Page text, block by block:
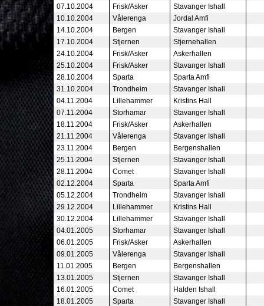
07.10.2004
Frisk/Asker
Stavanger Ishall
10.10.2004
Vålerenga
Jordal Amfi
14.10.2004
Bergen
Stavanger Ishall
17.10.2004
Stjernen
Stjernehallen
24.10.2004
Frisk/Asker
Askerhallen
25.10.2004
Frisk/Asker
Stavanger Ishall
28.10.2004
Sparta
Sparta Amfi
31.10.2004
Trondheim
Stavanger Ishall
04.11.2004
Lillehammer
Kristins Hall
07.11.2004
Storhamar
Stavanger Ishall
18.11.2004
Frisk/Asker
Askerhallen
21.11.2004
Vålerenga
Stavanger Ishall
23.11.2004
Bergen
Bergenshallen
25.11.2004
Stjernen
Stavanger Ishall
28.11.2004
Comet
Stavanger Ishall
02.12.2004
Sparta
Sparta Amfi
05.12.2004
Trondheim
Stavanger Ishall
29.12.2004
Lillehammer
Kristins Hall
30.12.2004
Lillehammer
Stavanger Ishall
04.01.2005
Storhamar
Stavanger Ishall
06.01.2005
Frisk/Asker
Askerhallen
09.01.2005
Vålerenga
Stavanger Ishall
11.01.2005
Bergen
Bergenshallen
13.01.2005
Stjernen
Stavanger Ishall
16.01.2005
Comet
Halden Ishall
18.01.2005
Sparta
Stavanger Ishall